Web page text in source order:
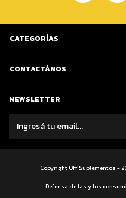
CATEGORÍAS
CONTACTÁNOS
NEWSLETTER
Copyright Off Suplementos -
Defensa de las y los